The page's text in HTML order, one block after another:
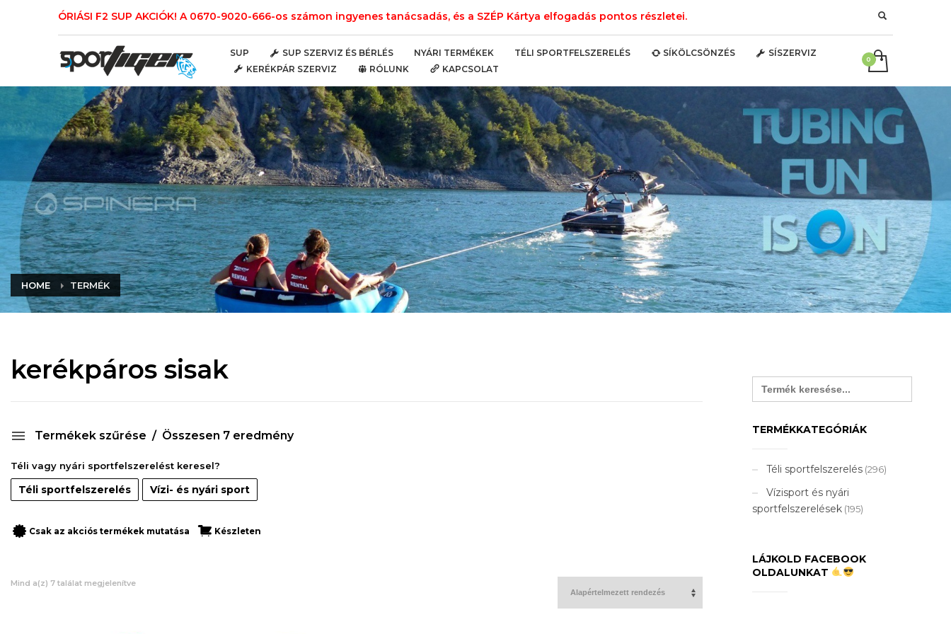
ÓRIÁSI F2 SUP AKCIÓK! A 0670-9020-666-os számon ingyenes tanácsadás, és a SZÉP Kártya elfogadás pontos részletei.
SUP SUP SZERVIZ ÉS BÉRLÉS NYÁRI TERMÉKEK TÉLI SPORTFELSZERELÉS SÍKÖLCSÖNZÉS
SÍSZERVIZ
KERÉKPÁR SZERVIZ
RÓLUNK KAPCSOLAT
HOME TERMÉK
kerékpáros sisak
Termékek szűrése Összesen 7 eredmény
Téli vagy nyári sportfelszerelést keresel?
Téli sportfelszerelés Vízi- és nyári sport
Csak az akciós termékek mutatása Készleten
Mind a(z) 7 találat megjelenítve
Search
for:
TERMÉKKATEGÓRIÁK
Téli sportfelszerelés (296)
Vízisport és nyári
sportfelszerelések (195)
LÁJKOLD FACEBOOK
OLDALUNKAT